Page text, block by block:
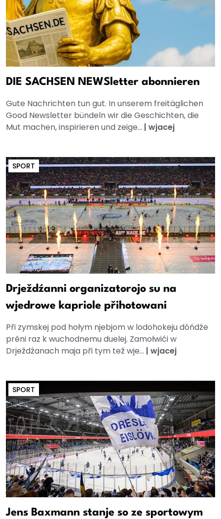
DIE SACHSEN NEWSletter abonnieren
Gute Nachrichten tun gut. In unserem freitäglichen
Good Newsletter bündeln wir die Geschichten, die
Mut machen, inspirieren und zeige... | wjacej
SPORT
Drježdźanni organizatorojo su na
wjedrowe kapriole přihotowani
Při zymskej pod hołym njebjom w lodohokeju dóńdźe
prěni raz k wuchodnemu duelej. Zamołwići w
Drježdźanach maja při tym tež wje... | wjacej
SPORT
Jens Baxmann stanje so ze sportowym